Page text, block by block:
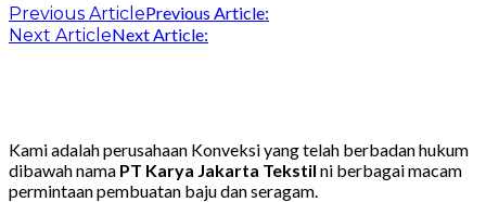
Previous ArticlePrevious Article:
Next ArticleNext Article:
Kami adalah perusahaan Konveksi yang telah berbadan hukum
dibawah nama PT Karya Jakarta Tekstil ni berbagai macam
permintaan pembuatan baju dan seragam.